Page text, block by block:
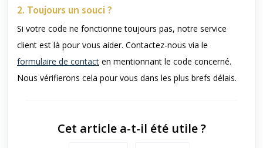
2. Toujours un souci ?
Si votre code ne fonctionne toujours pas, notre service
client est là pour vous aider. Contactez-nous via le
formulaire de contact en mentionnant le code concerné.
Nous vérifierons cela pour vous dans les plus brefs délais.
Cet article a-t-il été utile ?